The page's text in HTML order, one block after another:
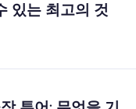
있는 최고의 것